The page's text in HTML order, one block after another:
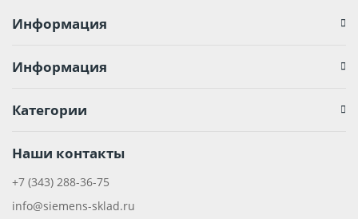
Информация
Информация
Категории
Наши контакты
+7 (343) 288-36-75
info@siemens-sklad.ru